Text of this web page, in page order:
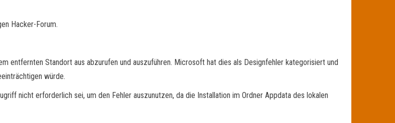
Hacker-Forum.
entfernten Standort aus abzurufen und auszuführen. Microsoft hat dies als Designfehler kategorisiert und
würde.
nicht erforderlich sei, um den Fehler auszunutzen, da die Installation im Ordner Appdata des lokalen